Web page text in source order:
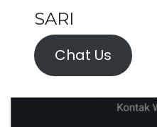
SARI
Chat Us